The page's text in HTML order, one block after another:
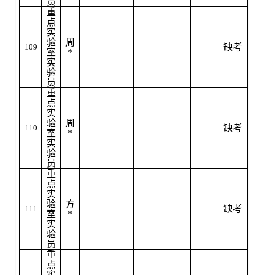
109
重
点
实
验
室
实
验
员
周
*
缺考
110
重
点
实
验
室
实
验
员
周
*
缺考
111
重
点
实
验
室
实
验
员
方
*
缺考
重
点